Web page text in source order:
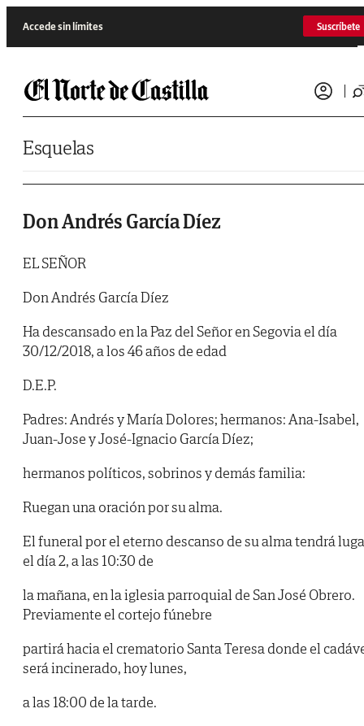
Accede sin límites Suscríbete
Esquelas
Don Andrés García Díez
EL SEÑOR
Don Andrés García Díez
Ha descansado en la Paz del Señor en Segovia el día
30/12/2018, a los 46 años de edad
D.E.P.
Padres: Andrés y María Dolores; hermanos: Ana-Isabel,
Juan-Jose y José-Ignacio García Díez;
hermanos políticos, sobrinos y demás familia:
Ruegan una oración por su alma.
El funeral por el eterno descanso de su alma tendrá
el día 2, a las 10:30 de
la mañana, en la iglesia parroquial de San José Obrero.
Previamente el cortejo fúnebre
partirá hacia el crematorio Santa Teresa donde el
será incinerado, hoy lunes,
a las 18:00 de la tarde.